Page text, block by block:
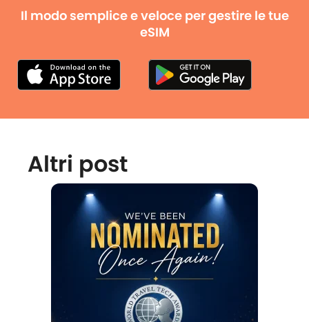
Il modo semplice e veloce per gestire le tue
eSIM
Altri post